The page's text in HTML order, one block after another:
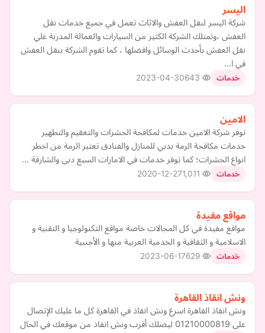
اليسر
شركة اليسر لنقل العفش والاثاث تعمل في جميع خدمات نقل
العفش ،وتمتلك الشركة الكثير من السيارات والعمالة المدربة علي
نقل العفش بأحدث الوسائل وافضلها ، كما تقوم الشركة بنقل العفش
في ا…
خدمات 2023-04-30
الامين
توفر شركة الامين خدمات لمكافحة الحشرات والتعقيم والتطهير
خدمات مكافحة الرمة بدبي للمنازل والفنادق تعتبر الرمة من اخطر
انواع الحشرات؛ كما توفر خدمات في الامارات السبع دبى والشارقة …
خدمات 2020-12-27
مواقع مفيدة
مواقع مفيدة في كل المجالات خاصة مواقع التكنولوجيا و التقنية و
الاسلامية و الثقافية و الخدمية العربية منها و الأجنبية
خدمات 2023-06-17
ونش انقاذ القاهرة
ونش انقاذ القاهرة اسرع ونش انقاذ في القاهرة كل ما عليك الإتصال
على 01210000819 ليصلك أقرب ونش انقاذ من موقعك في الحال